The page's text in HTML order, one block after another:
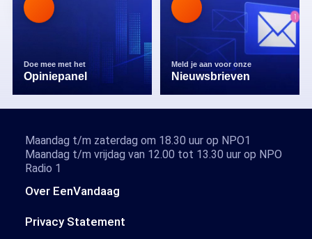
Doe mee met het
Opiniepanel
Meld je aan voor onze
Nieuwsbrieven
Over EenVandaag
Privacy Statement
Maandag t/m zaterdag om 18.30 uur op NPO1
Maandag t/m vrijdag van 12.00 tot 13.30 uur op NPO
Radio 1